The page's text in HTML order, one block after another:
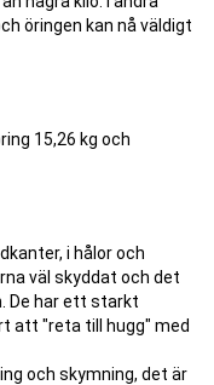
öringen kan nå väldigt
15,26 kg och
i hålor och
väl skyddat och det
De har ett starkt
att "reta till hugg" med
och skymning, det är